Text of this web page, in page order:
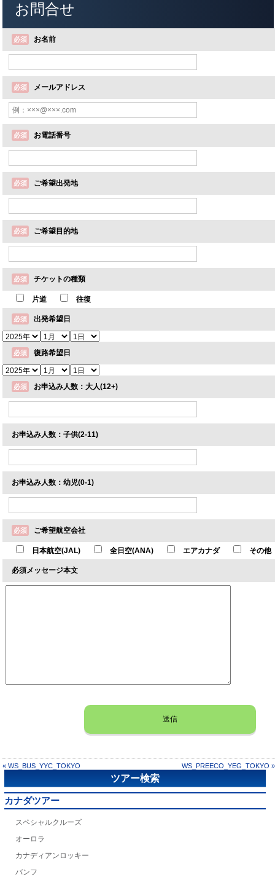
お問合せ
必須 お名前
必須 メールアドレス
必須 お電話番号
必須 ご希望出発地
必須 ご希望目的地
必須 チケットの種類
片道 往復
必須 出発希望日
必須 復路希望日
必須 お申込み人数：大人(12+)
お申込み人数：子供(2-11)
お申込み人数：幼児(0-1)
必須 ご希望航空会社
日本航空(JAL) 全日空(ANA) エアカナダ その他
必須メッセージ本文
« WS_BUS_YYC_TOKYO WS_PREECO_YEG_TOKYO »
ツアー検索
カナダツアー
スペシャルクルーズ
オーロラ
カナディアンロッキー
バンフ